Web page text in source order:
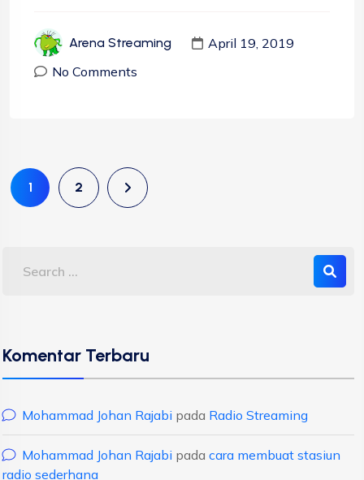
Arena Streaming
April 19, 2019
No Comments
1 2
Komentar Terbaru
Mohammad Johan Rajabi pada Radio Streaming
Mohammad Johan Rajabi pada cara membuat stasiun
radio sederhana